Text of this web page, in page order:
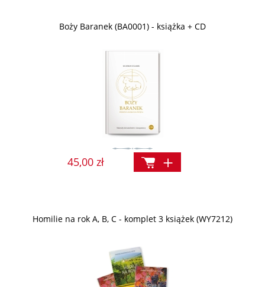
Boży Baranek (BA0001) - książka + CD
45,00 zł
Homilie na rok A, B, C - komplet 3 książek (WY7212)